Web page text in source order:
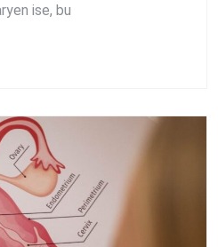
ise, bu